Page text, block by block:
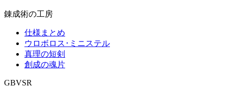
錬成術の工房
仕様まとめ
ウロボロス･ミニステル
真理の短剣
創成の魂片
GBVSR